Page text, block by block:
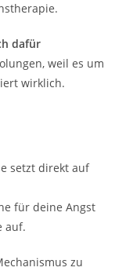
dafür
weil es um
wirklich.
setzt direkt auf
für deine Angst
auf.
zu